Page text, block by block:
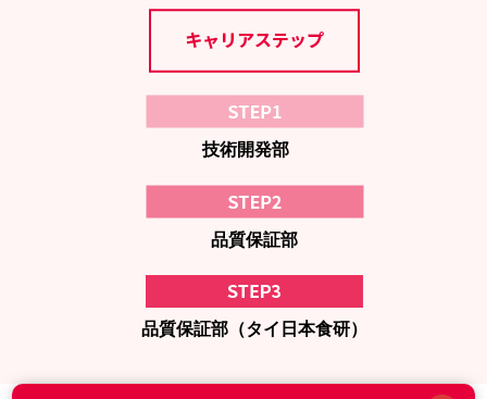
技術開発部
品質保証部
品質保証部（タイ日本食研）